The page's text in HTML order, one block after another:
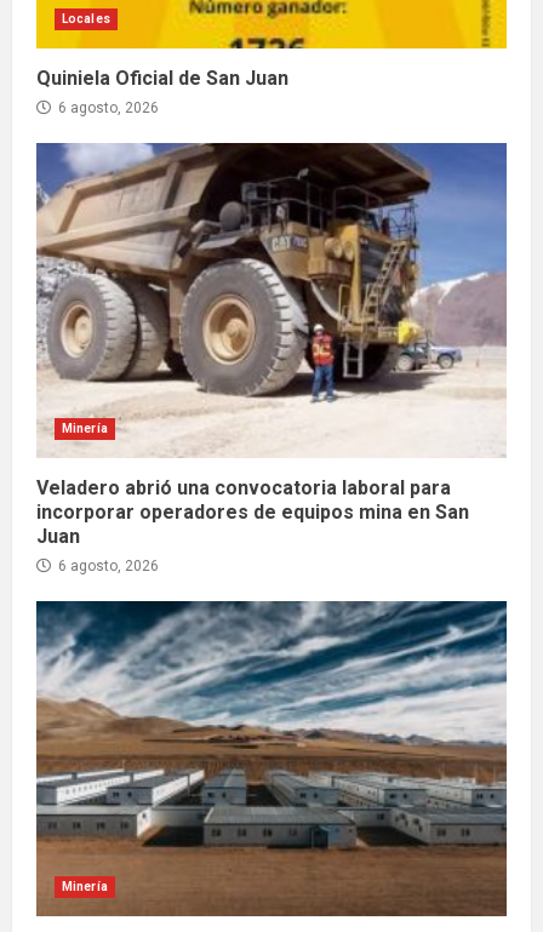
Locales
Quiniela Oficial de San Juan
6 agosto, 2026
Minería
Veladero abrió una convocatoria laboral para
incorporar operadores de equipos mina en San
Juan
6 agosto, 2026
Minería